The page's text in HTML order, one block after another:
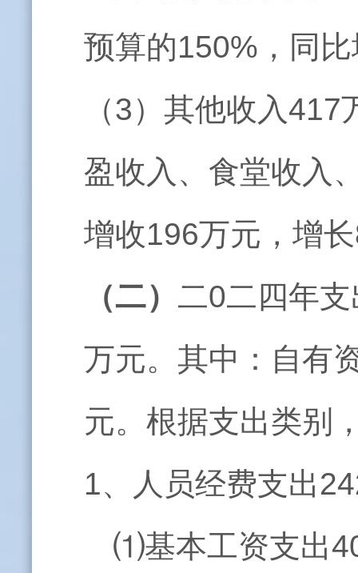
预算的150%，同
（3）其他收入
盈收入、食堂收入
增收196万元，增
（二） 二0二四年
万元。其中：自有
元。根据支出类别
1、人员经费支出
⑴基本工资支出